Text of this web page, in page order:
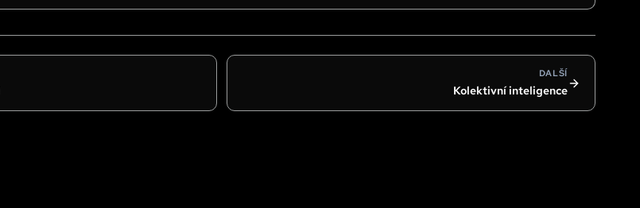
DALŠÍ
Kolektivní inteligence